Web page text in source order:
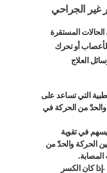
غير الجراحي
المستقرة
أو تحرك
العلاج
التي تساعد على
والحدّ من الحركة في
يسهم في تقوية
الحركة والحدّ من
كان الكسر